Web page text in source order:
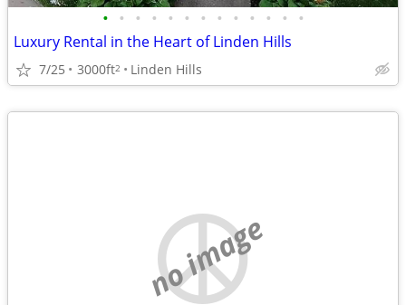
• • • • • • • • • • • • •
Luxury Rental in the Heart of Linden Hills
7/25 3000ft2 Linden Hills
no image